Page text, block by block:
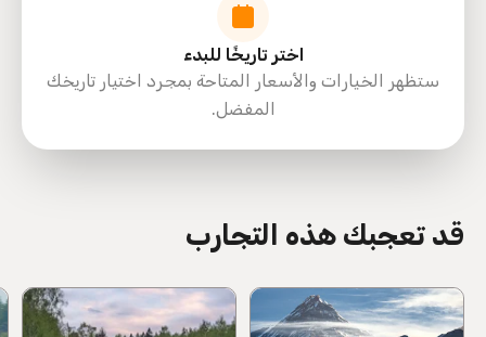
اختر تاريخًا للبدء
ستظهر الخيارات والأسعار المتاحة بمجرد اختيار تاريخك
المفضل.
قد تعجبك هذه التجارب